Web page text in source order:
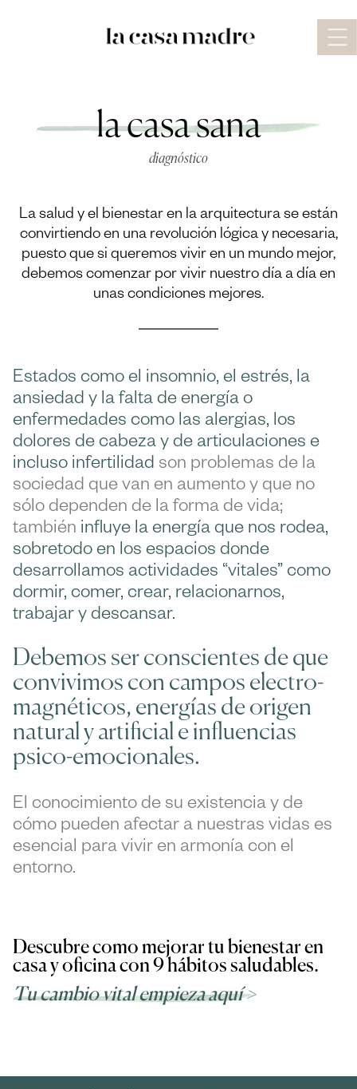
la casa sana
diagnóstico
La salud y el bienestar en la arquitectura se están
convirtiendo en una revolución lógica y necesaria,
puesto que si queremos vivir en un mundo mejor,
debemos comenzar por vivir nuestro día a día en
unas condiciones mejores.
Estados como el insomnio, el estrés, la
ansiedad y la falta de energía o
enfermedades como las alergias, los
dolores de cabeza y de articulaciones e
incluso infertilidad son problemas de la
sociedad que van en aumento y que no
sólo dependen de la forma de vida;
también influye la energía que nos rodea,
sobretodo en los espacios donde
desarrollamos actividades “vitales” como
dormir, comer, crear, relacionarnos,
trabajar y descansar.
Debemos ser conscientes de que
convivimos con campos electro-
magnéticos, energías de origen
natural y artificial e influencias
psico-emocionales.
El conocimiento de su existencia y de
cómo pueden afectar a nuestras vidas es
esencial para vivir en armonía con el
entorno.
Descubre como mejorar tu bienestar en
casa y oficina con 9 hábitos saludables.
Tu cambio vital empieza aquí >